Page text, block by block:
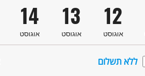
14
אוגוסט
13
אוגוסט
12
אוגוסט
ללא תשלום